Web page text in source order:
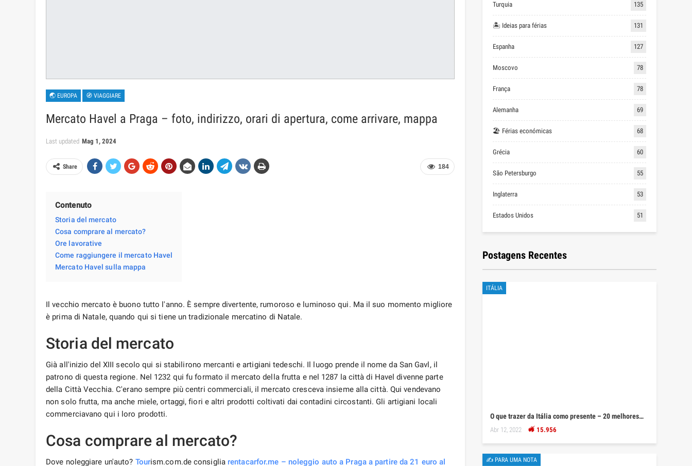
🌏 EUROPA 🧭 VIAGGIARE
Mercato Havel a Praga – foto, indirizzo, orari di apertura, come arrivare, mappa
Last updated Mag 1, 2024
184
Share
Contenuto
Storia del mercato
Cosa comprare al mercato?
Ore lavorative
Come raggiungere il mercato Havel
Mercato Havel sulla mappa
Il vecchio mercato è buono tutto l'anno. È sempre divertente, rumoroso e luminoso qui. Ma il suo momento migliore
è prima di Natale, quando qui si tiene un tradizionale mercatino di Natale.
Storia del mercato
Già all'inizio del XIII secolo qui si stabilirono mercanti e artigiani tedeschi. Il luogo prende il nome da San Gavl, il
patrono di questa regione. Nel 1232 qui fu formato il mercato della frutta e nel 1287 la città di Havel divenne parte
della Città Vecchia. C'erano sempre più centri commerciali, il mercato cresceva insieme alla città. Qui vendevano
non solo frutta, ma anche miele, ortaggi, fiori e altri prodotti coltivati ​​dai contadini circostanti. Gli artigiani locali
commerciavano qui i loro prodotti.
Cosa comprare al mercato?
Dove noleggiare un'auto? Tourism.com.de consiglia rentacarfor.me – noleggio auto a Praga a partire da 21 euro al
Turquia 135
🏝 Ideias para férias 131
Espanha 127
Moscovo 78
França 78
Alemanha 69
🏖 Férias económicas 68
Grécia 60
São Petersburgo 55
Inglaterra 53
Estados Unidos 51
Postagens Recentes
ITÁLIA
O que trazer da Itália como presente – 20 melhores…
Abr 12, 2022 15.956
✍ PARA UMA NOTA